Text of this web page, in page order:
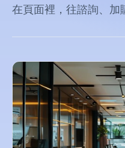
在頁面裡，往諮詢、加